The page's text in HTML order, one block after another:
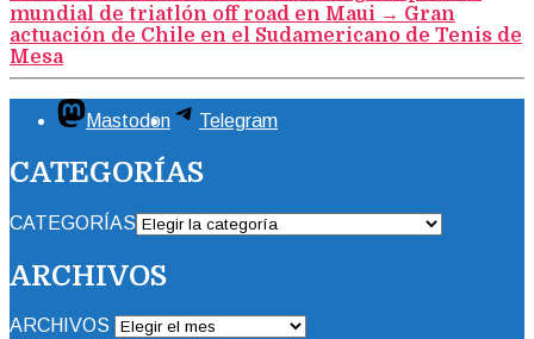
mundial de triatlón off road en Maui → Gran
actuación de Chile en el Sudamericano de Tenis de
Mesa
Mastodon Telegram
CATEGORÍAS
CATEGORÍAS
ARCHIVOS
ARCHIVOS